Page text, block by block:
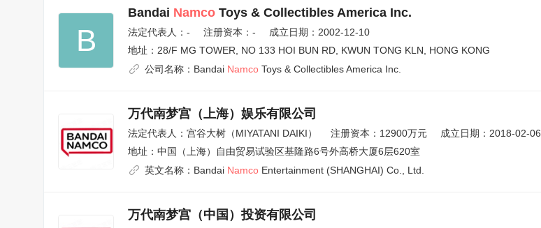
B
Bandai Namco Toys & Collectibles America Inc.
法定代表人： - 注册资本：-
成立日期：2002-12-10
地址： 28/F MG TOWER, NO 133 HOI BUN RD, KWUN TONG KLN, HONG KONG
公司名称： Bandai Namco Toys & Collectibles America Inc.
万代南梦宫（上海）娱乐有限公司
法定代表人： 宫谷大树（MIYATANI DAIKI） 注册资本：12900万元
成立日期：2018-02-06
地址： 中国（上海）自由贸易试验区基隆路6号外高桥大厦6层620室
英文名称： Bandai Namco Entertainment (SHANGHAI) Co., Ltd.
万代南梦宫（中国）投资有限公司